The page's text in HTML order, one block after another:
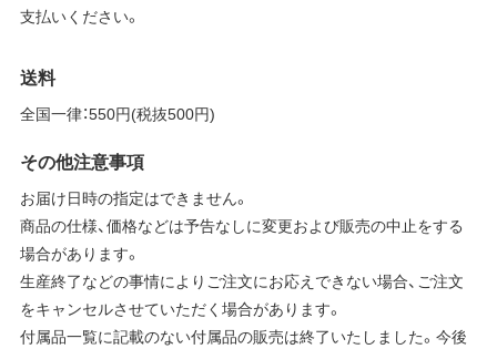
支払いください。
送料
全国一律：550円(税抜500円)
その他注意事項
お届け日時の指定はできません。
商品の仕様、価格などは予告なしに変更および販売の中止をする
場合があります。
生産終了などの事情によりご注文にお応えできない場合、ご注文
をキャンセルさせていただく場合があります。
付属品一覧に記載のない付属品の販売は終了いたしました。今後